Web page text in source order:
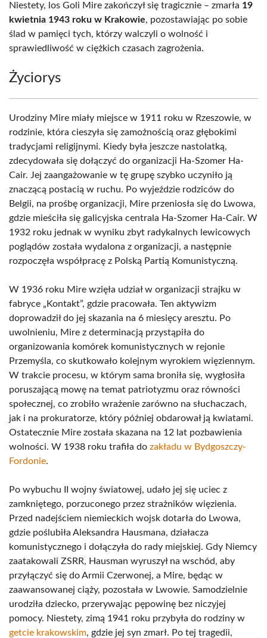
Niestety, los Goli Mire zakończył się tragicznie – zmarła 19
kwietnia 1943 roku w Krakowie, pozostawiając po sobie
ślad w pamięci tych, którzy walczyli o wolność i
sprawiedliwość w ciężkich czasach zagrożenia.
Życiorys
Urodziny Mire miały miejsce w 1911 roku w Rzeszowie, w
rodzinie, która cieszyła się zamożnością oraz głębokimi
tradycjami religijnymi. Kiedy była jeszcze nastolatką,
zdecydowała się dołączyć do organizacji Ha-Szomer Ha-
Cair. Jej zaangażowanie w tę grupę szybko uczyniło ją
znaczącą postacią w ruchu. Po wyjeździe rodziców do
Belgii, na prośbę organizacji, Mire przeniosła się do Lwowa,
gdzie mieściła się galicyjska centrala Ha-Szomer Ha-Cair. W
1932 roku jednak w wyniku zbyt radykalnych lewicowych
poglądów została wydalona z organizacji, a następnie
rozpoczęła współpracę z Polską Partią Komunistyczną.
W 1936 roku Mire wzięła udział w organizacji strajku w
fabryce „Kontakt”, gdzie pracowała. Ten aktywizm
doprowadził do jej skazania na 6 miesięcy aresztu. Po
uwolnieniu, Mire z determinacją przystąpiła do
organizowania komórek komunistycznych w rejonie
Przemyśla, co skutkowało kolejnym wyrokiem więziennym.
W trakcie procesu, w którym sama broniła się, wygłosiła
poruszającą mowę na temat patriotyzmu oraz równości
społecznej, co zrobiło wrażenie zarówno na słuchaczach,
jak i na prokuratorze, który później obdarował ją kwiatami.
Ostatecznie Mire została skazana na 12 lat pozbawienia
wolności. W 1938 roku trafiła do zakładu w Bydgoszczy-
Fordonie.
Po wybuchu II wojny światowej, udało jej się uciec z
zamkniętego, porzuconego przez strażników więzienia.
Przed nadejściem niemieckich wojsk dotarła do Lwowa,
gdzie poślubiła Aleksandra Hausmana, działacza
komunistycznego i dołączyła do rady miejskiej. Gdy Niemcy
zaatakowali ZSRR, Hausman wyruszył na wschód, aby
przyłączyć się do Armii Czerwonej, a Mire, będąc w
zaawansowanej ciąży, pozostała w Lwowie. Samodzielnie
urodziła dziecko, przerywając pępowinę bez niczyjej
pomocy. Niestety, zimą 1941 roku przybyła do rodziny w
getcie krakowskim, gdzie jej syn zmarł. Po tej tragedii,